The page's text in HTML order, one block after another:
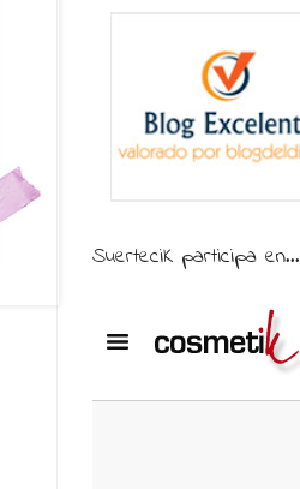
SuerteciK participa en...